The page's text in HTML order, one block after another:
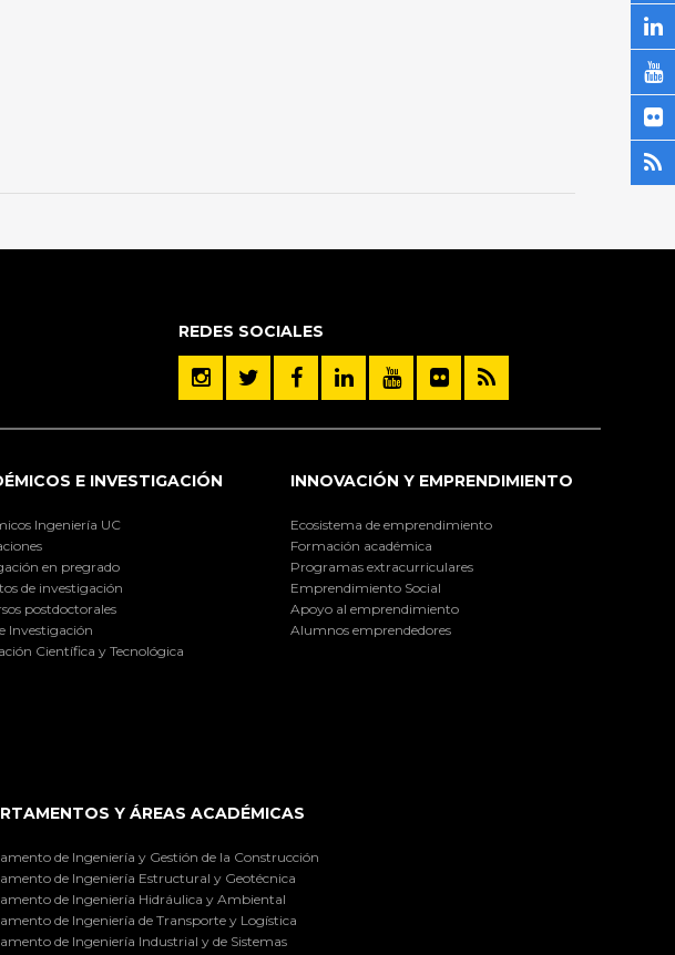
REDES SOCIALES
E INVESTIGACIÓN
Ingeniería UC
en pregrado
de investigación
postdoctorales
Investigación
Científica y Tecnológica
INNOVACIÓN Y EMPRENDIMIENTO
Ecosistema de emprendimiento
Formación académica
Programas extracurriculares
Emprendimiento Social
Apoyo al emprendimiento
Alumnos emprendedores
Y ÁREAS ACADÉMICAS
de Ingeniería y Gestión de la Construcción
de Ingeniería Estructural y Geotécnica
de Ingeniería Hidráulica y Ambiental
de Ingeniería de Transporte y Logística
de Ingeniería Industrial y de Sistemas